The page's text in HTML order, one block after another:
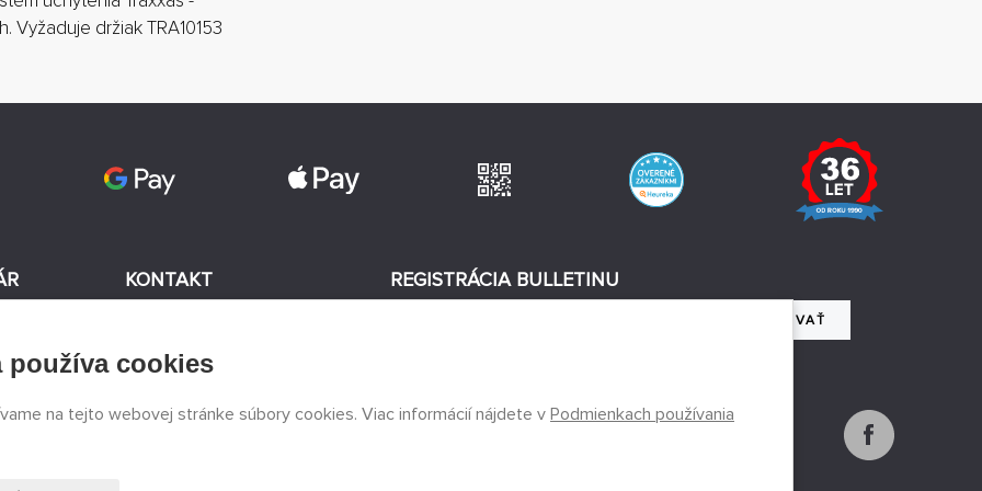
Vyžaduje držiak TRA10153
KONTAKT
info@
KAMENNÉ
REGISTRÁCIA BULLETINU
REGISTROVAŤ
používa cookies
na tejto webovej stránke súbory cookies. Viac informácií nájdete v Podmienkach používania